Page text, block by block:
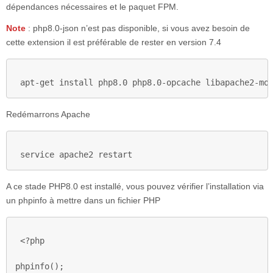
dépendances nécessaires et le paquet FPM.
Note : php8.0-json n’est pas disponible, si vous avez besoin de
cette extension il est préférable de rester en version 7.4
apt-get install php8.0 php8.0-opcache libapache2-
Redémarrons Apache
service apache2 restart
A ce stade PHP8.0 est installé, vous pouvez vérifier l’installation via
un phpinfo à mettre dans un fichier PHP
<?php
phpinfo();